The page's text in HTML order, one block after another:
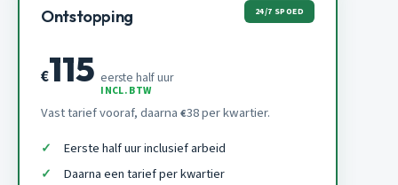
Ontstopping 24/7 SPOED
€115 eerste half uur
INCL. BTW
Vast tarief vooraf, daarna €38 per kwartier.
Eerste half uur inclusief arbeid
Daarna een tarief per kwartier